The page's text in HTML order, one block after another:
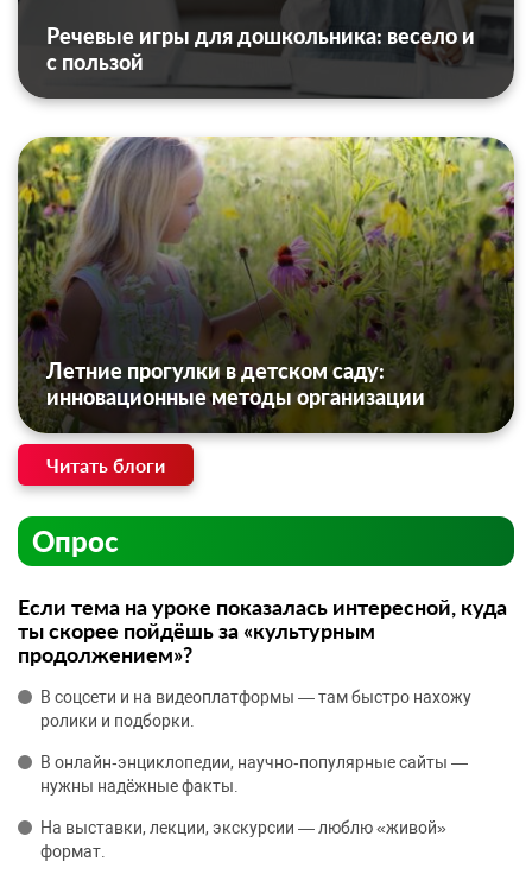
Речевые игры для дошкольника: весело и
с пользой
Летние прогулки в детском саду:
инновационные методы организации
Читать блоги
Опрос
Если тема на уроке показалась интересной, куда
ты скорее пойдёшь за «культурным
продолжением»?
В соцсети и на видеоплатформы — там быстро нахожу
ролики и подборки.
В онлайн‑энциклопедии, научно‑популярные сайты —
нужны надёжные факты.
На выставки, лекции, экскурсии — люблю «живой»
формат.